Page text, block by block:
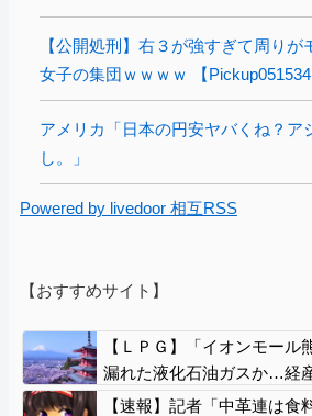
【公開処刑】右３が強すぎて周り
女子の集団ｗｗｗｗ 【
アメリカ「日本の円安ヤバくね？ア
し。」
Powered by livedoor 相互RSS
【おすすめサイト】
【ＬＰＧ】「イオンモール
漏れた液化石油ガスか…経
施設でガス供給設備の点検
【速報】記者「中革連は食